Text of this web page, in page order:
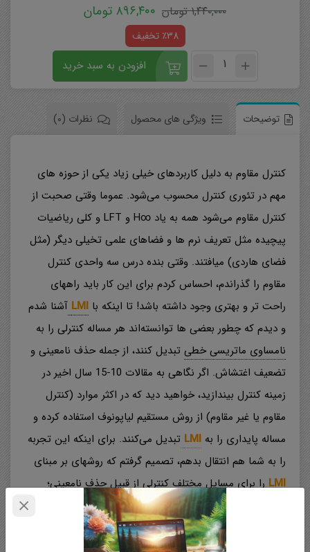
۱,۴۴۰,۰۰۰ تومان ۸۹۶,۴۰۰ تومان
٪38 تخفیف
افزودن به سبد خرید
توضیحات ویژگی های محصول نظرات (0)
کنترل مقاوم به دلیل کاربردهای خیلی زیاد یکی از حوزه های
مهم در تئوری کنترل محسوب می‌شود. عموما وقتی صحبت از
کنترل مقاوم می‌شود همه به یاد ∞H و LFT و کلی ریاضیات
پیچیده مثل تعریف نرم ها و فضاهای علمی تخیلی دیگر (مثل
فضای هاردی) میافتند. وقتی بنده درس سه واحدی کنترل
مقاوم را گذراندم، احساس کردم برای این کار باید راههای
راحت تر و بهتری وجود داشته باشد! تا اینکه با LMI آشنا شدم
و دیدم که چطور بعضی ها توانسته‌اند هر مساله کنترلی را به
نامساوی ماتریسی خطی تبدیل کنند، از جمله حذف نامعینی و
تضعیف اغتشاش. اگر نگاهی به مقالات 10-15 سال اخیر در
زمینه کنترل بیندازید، خواهید دید که در اکثر موارد (کنترل
مقاوم یا غیر مقاوم) از روش مستقیم لیاپونوف استفاده کرده و
مساله پایداری را به LMI تبدیل می‌کنند. برای اینکه این تجربه
را به شما هم انتقال بدهم، تصمیم گرفتم که روشهای بر مبنای
LMI را برای مسایل مختلف کنترلی از قبیل حذف نامعینی؛
تضعیف اغتشاش؛ طراحی رویتگر و … به تدریج در سایت قرار
بدهم. برای شروع، در این سری جلسات نحوه فرمولبندی مساله
مطالعه بیشتر